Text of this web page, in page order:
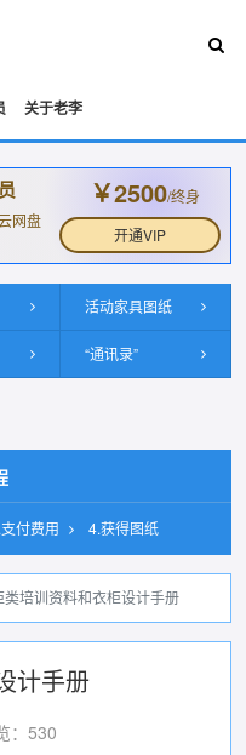
关于老李
网盘
￥2500/终身
开通VIP
活动家具图纸
“通讯录”
付费用 4.获得图纸
培训资料和衣柜设计手册
计手册
：530